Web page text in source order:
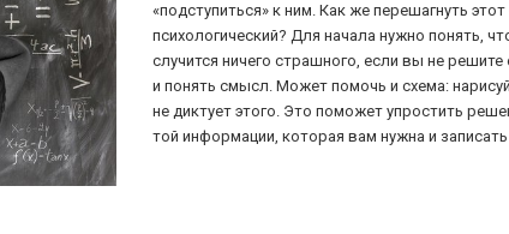
«подступиться» к ним. Как же перешагнуть
психологический? Для начала нужно понять,
случится ничего страшного, если вы не
и понять смысл. Может помочь и схема:
не диктует этого. Это поможет упростить
той информации, которая вам нужна и